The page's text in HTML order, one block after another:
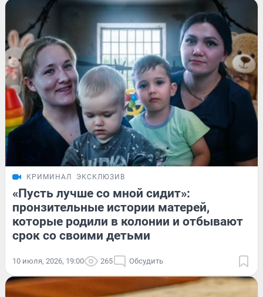
КРИМИНАЛ ЭКСКЛЮЗИВ
«Пусть лучше со мной сидит»:
пронзительные истории матерей,
которые родили в колонии и отбывают
срок со своими детьми
10 июля, 2026, 19:00 265 Обсудить